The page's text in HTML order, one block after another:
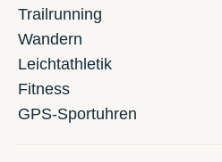
Trailrunning
Wandern
Leichtathletik
Fitness
GPS-Sportuhren